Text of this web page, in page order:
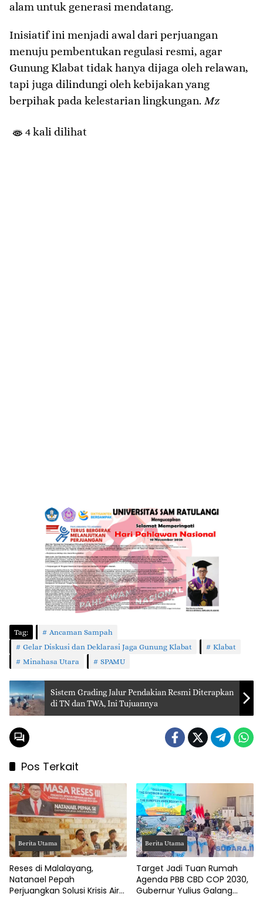
alam untuk generasi mendatang.
Inisiatif ini menjadi awal dari perjuangan
menuju pembentukan regulasi resmi, agar
Gunung Klabat tidak hanya dijaga oleh relawan,
tapi juga dilindungi oleh kebijakan yang
berpihak pada kelestarian lingkungan. Mz
4 kali dilihat
Tag:
Ancaman Sampah
Gelar Diskusi dan Deklarasi Jaga Gunung Klabat
Klabat
Minahasa Utara
SPAMU
Sistem Grading Jalur Pendakian Resmi Diterapkan
di TN dan TWA, Ini Tujuannya
Pos Terkait
Berita Utama
Reses di Malalayang,
Natanael Pepah
Perjuangkan Solusi Krisis Air
Berita Utama
Target Jadi Tuan Rumah
Agenda PBB CBD COP 2030,
Gubernur Yulius Galang